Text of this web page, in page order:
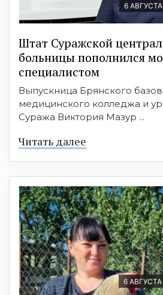
6 АВГУСТА
Штат Суражской
больницы пополнился
специалистом
Выпускница Брянского
медицинского колледжа и
Суража Виктория Мазур ...
Читать далее
6 АВГУСТА